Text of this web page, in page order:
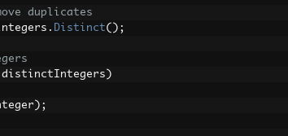
)
duplicates
. Distinct();
distinctIntegers )
);